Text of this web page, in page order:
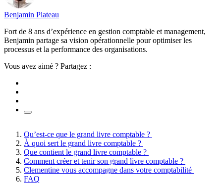
Benjamin Plateau
Fort de 8 ans d’expérience en gestion comptable et management,
Benjamin partage sa vision opérationnelle pour optimiser les
processus et la performance des organisations.
Vous avez aimé ? Partagez :
Qu’est-ce que le grand livre comptable ?
À quoi sert le grand livre comptable ?
Que contient le grand livre comptable ?
Comment créer et tenir son grand livre comptable ?
Clementine vous accompagne dans votre comptabilité
FAQ